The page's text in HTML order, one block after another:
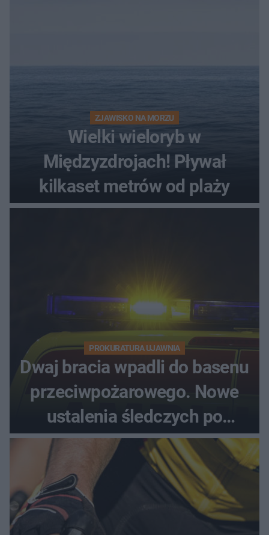
ZJAWISKO NA MORZU
Wielki wieloryb w
Międzyzdrojach! Pływał
kilkaset metrów od plaży
PROKURATURA UJAWNIA
Dwaj bracia wpadli do basenu
przeciwpożarowego. Nowe
ustalenia śledczych po
dramatycznej akcji